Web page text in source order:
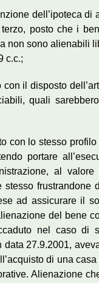
dell’ipoteca
posto che i
non sono alienabili
c.c.;
il disposto
quali
con lo stesso
portare
al
ad assicurare il
del bene
nel caso di
27.9.2001,
di una
Alienazione